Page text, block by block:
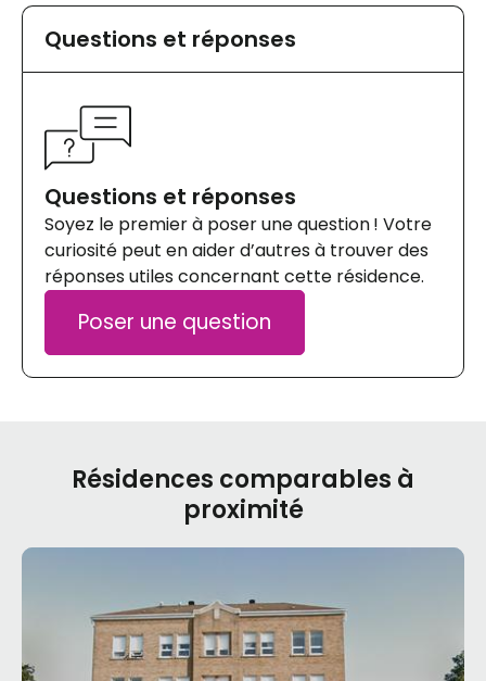
Questions et réponses
Questions et réponses
Soyez le premier à poser une question ! Votre
curiosité peut en aider d’autres à trouver des
réponses utiles concernant cette résidence.
Poser une question
Résidences comparables à
proximité